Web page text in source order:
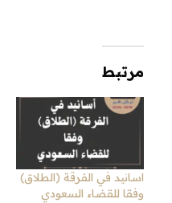
مرتبط
اسانيد في الفرقة (الطلاق)
وفقا للقضاء السعودي